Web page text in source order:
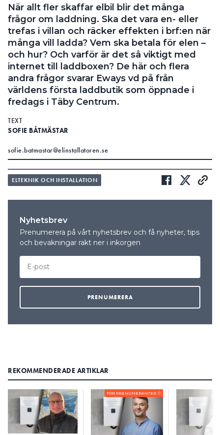
Search for:
SEARCH
När allt fler skaffar elbil blir det många
frågor om laddning. Ska det vara en- eller
trefas i villan och räcker effekten i brf:en när
många vill ladda? Vem ska betala för elen –
och hur? Och varför är det så viktigt med
internet till laddboxen? De här och flera
andra frågor svarar Eways vd på från
världens första laddbutik som öppnade i
fredags i Täby Centrum.
TEXT
SOFIE BÅTMÄSTAR
sofie.batmastar@elinstallatoren.se
ELTEKNIK OCH INSTALLATION
Nyhetsbrev
Prenumerera på vårt nyhetsbrev och få nyheter, tips
och bevakningar rakt ner i inkorgen
REKOMMENDERADE ARTIKLAR
FÖR PRENUMERANTER